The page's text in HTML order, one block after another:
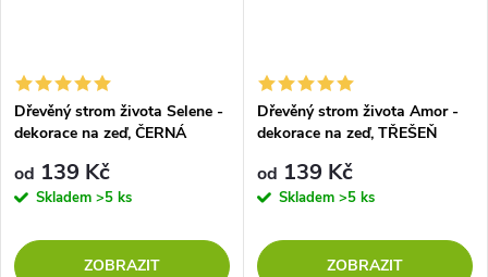
Dřevěný strom života Selene -
dekorace na zeď, ČERNÁ
od 139 Kč
Skladem >5 ks
ZOBRAZIT
Dřevěný strom života Amor -
dekorace na zeď, TŘEŠEŇ
od 139 Kč
Skladem >5 ks
ZOBRAZIT